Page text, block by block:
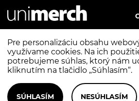
Pre personalizáciu obsahu
využívame cookies. Na ich
potrebujeme súhlas, ktorý nám
kliknutím na tlačidlo „Súhlasím“.